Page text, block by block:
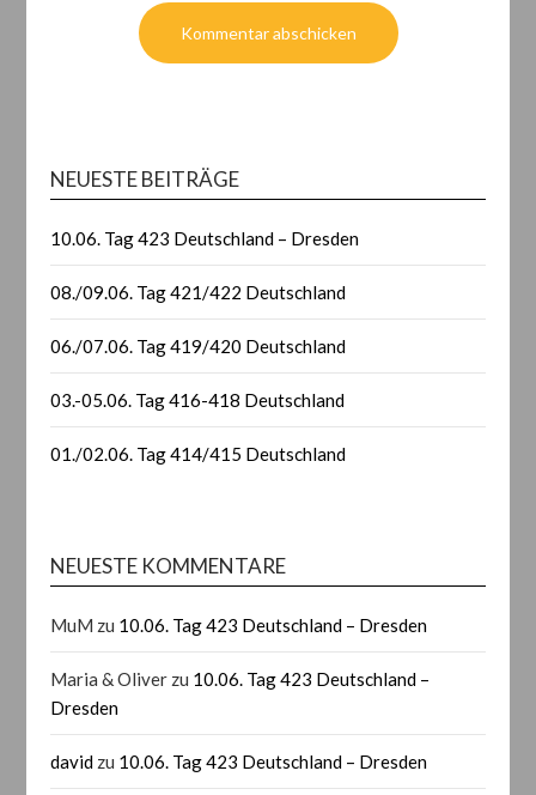
NEUESTE BEITRÄGE
10.06. Tag 423 Deutschland – Dresden
08./09.06. Tag 421/422 Deutschland
06./07.06. Tag 419/420 Deutschland
03.-05.06. Tag 416-418 Deutschland
01./02.06. Tag 414/415 Deutschland
NEUESTE KOMMENTARE
MuM zu 10.06. Tag 423 Deutschland – Dresden
Maria & Oliver zu 10.06. Tag 423 Deutschland –
Dresden
david zu 10.06. Tag 423 Deutschland – Dresden